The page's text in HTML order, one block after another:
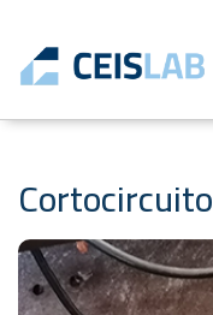
Cortocircuito